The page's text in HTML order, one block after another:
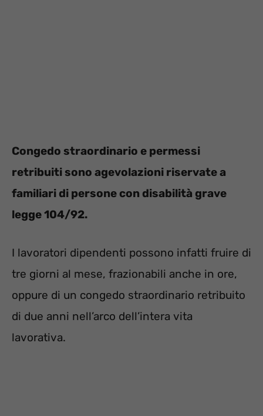
Congedo straordinario e permessi
retribuiti sono agevolazioni riservate a
familiari di persone con disabilità grave
legge 104/92.
I lavoratori dipendenti possono infatti fruire di
tre giorni al mese, frazionabili anche in ore,
oppure di un congedo straordinario retribuito
di due anni nell’arco dell’intera vita
lavorativa.